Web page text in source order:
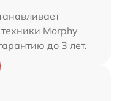
Morphy
до 3 лет.